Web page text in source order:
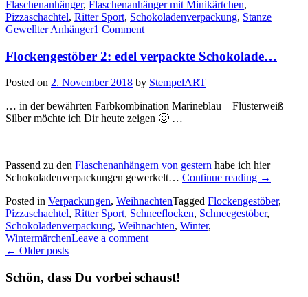
Sport
Verpackung,
eine
mit
Minikärtchen
und
Geschenkanhänger…“
Flaschenanhänger, Flaschenanhänger mit Minikärtchen,
Pizzaschachtel, Ritter Sport, Schokoladenverpackung, Stanze
Gewellter Anhänger1 Comment
Flockengestöber 2: edel verpackte Schokolade…
Posted on 2. November 2018 by StempelART
… in der bewährten Farbkombination Marineblau – Flüsterweiß –
Silber möchte ich Dir heute zeigen 🙂 …
Passend zu den Flaschenanhängern von gestern habe ich hier
Schokoladenverpackungen gewerkelt… Continue reading
edel
verpackte
→
Posted in Verpackungen, WeihnachtenTagged Flockengestöber,
Pizzaschachtel, Ritter Sport, Schneeflocken, Schneegestöber,
Schokoladenverpackung, Weihnachten, Winter,
WintermärchenLeave a comment
Posts
← Older posts
Schön, dass Du vorbei schaust!